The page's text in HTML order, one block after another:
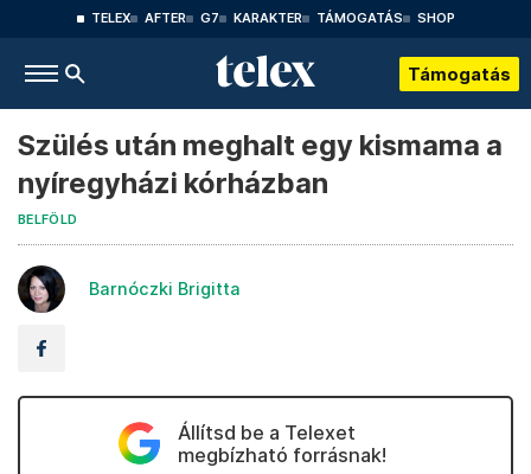
TELEX AFTER G7 KARAKTER TÁMOGATÁS SHOP
Támogatás
Szülés után meghalt egy kismama a
nyíregyházi kórházban
BELFÖLD
Barnóczki Brigitta
Állítsd be a Telexet
megbízható forrásnak!